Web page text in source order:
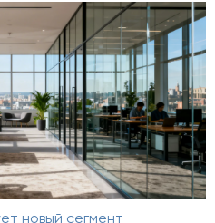
новый сегмент